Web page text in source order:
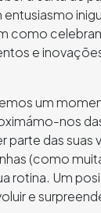
como
e
um
nos
parte das suas
(como
rotina. Um
e